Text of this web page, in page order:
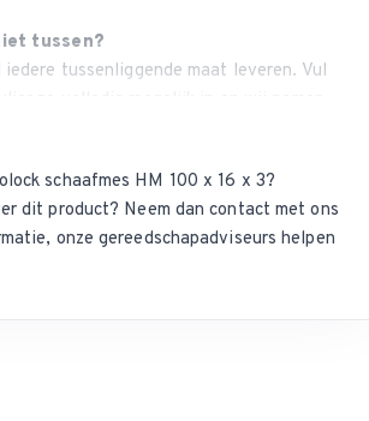
tussen?
tussenliggende maat leveren. Vul
schaafmes HM 100 x 16 x 3?
dit product? Neem dancontact met ons
onze gereedschapadviseurs helpen